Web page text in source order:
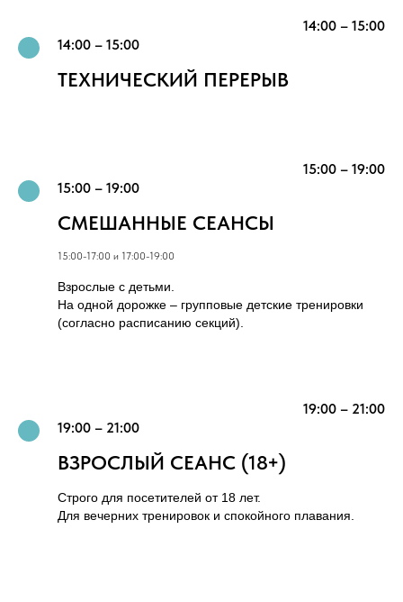
14:00 – 15:00
14:00 – 15:00
ТЕХНИЧЕСКИЙ ПЕРЕРЫВ
15:00 – 19:00
15:00 – 19:00
СМЕШАННЫЕ СЕАНСЫ
15:00-17:00 и 17:00-19:00
Взрослые с детьми.
На одной дорожке – групповые детские тренировки
(согласно расписанию секций).
19:00 – 21:00
19:00 – 21:00
ВЗРОСЛЫЙ СЕАНС (18+)
Строго для посетителей от 18 лет.
Для вечерних тренировок и спокойного плавания.